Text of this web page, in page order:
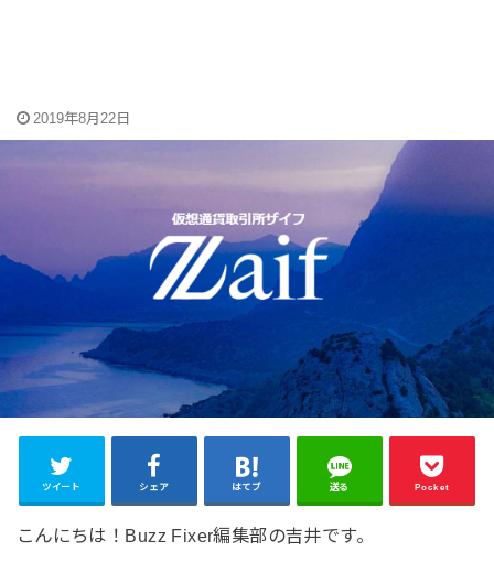
2019年8月22日
ツイート シェア はてブ 送る Pocket
こんにちは！Buzz Fixer編集部の吉井です。